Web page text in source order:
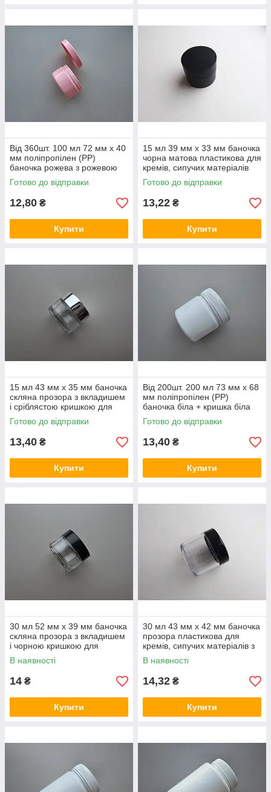
Від 360шт. 100 мл 72 мм х 40
мм поліпропілен (PP)
баночка рожева з рожевою
кришкою пластикова для
кремів сипучих матеріалів
Готово до відправки
12,80 ₴
Купити
15 мл 39 мм х 33 мм баночка
чорна матова пластикова для
кремів, сипучих матеріалів
Готово до відправки
13,22 ₴
Купити
15 мл 43 мм х 35 мм баночка
скляна прозора з вкладишем
і сріблястою кришкою для
кремів, сипучих матеріалів
Готово до відправки
13,40 ₴
Купити
Від 200шт. 200 мл 73 мм х 68
мм поліпропілен (PP)
баночка біла + кришка біла
Готово до відправки
13,40 ₴
Купити
30 мл 52 мм х 39 мм баночка
скляна прозора з вкладишем
і чорною кришкою для
кремів, сипучих матеріалів
В наявності
14 ₴
Купити
30 мл 43 мм х 42 мм баночка
прозора пластикова для
кремів, сипучих матеріалів з
чорною кришкою
В наявності
14,32 ₴
Купити